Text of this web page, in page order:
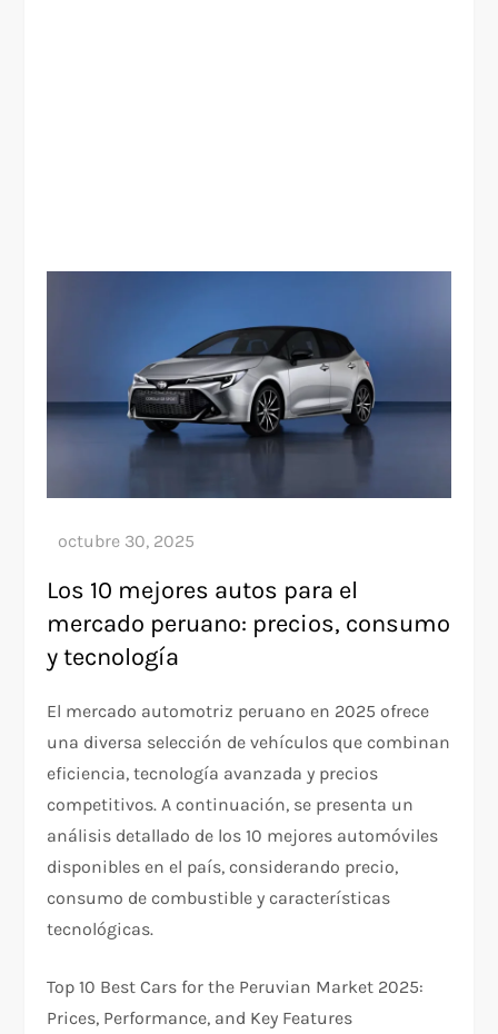
Los 10 mejores autos para el
mercado peruano: precios, consumo
y tecnología
El mercado automotriz peruano en 2025 ofrece
una diversa selección de vehículos que combinan
eficiencia, tecnología avanzada y precios
competitivos. A continuación, se presenta un
análisis detallado de los 10 mejores automóviles
disponibles en el país, considerando precio,
consumo de combustible y características
tecnológicas.
Top 10 Best Cars for the Peruvian Market 2025:
Prices, Performance, and Key Features